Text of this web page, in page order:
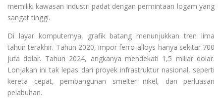
memiliki kawasan industri padat dengan permintaan logam yang
sangat tinggi.
Di layar komputernya, grafik batang menunjukkan tren lima
tahun terakhir. Tahun 2020, impor ferro-alloys hanya sekitar 700
juta dolar. Tahun 2024, angkanya mendekati 1,5 miliar dolar.
Lonjakan ini tak lepas dari proyek infrastruktur nasional, seperti
kereta cepat, pembangunan smelter nikel, dan perluasan
pelabuhan.